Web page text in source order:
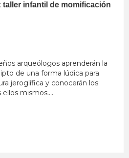
taller infantil de momificación
arqueólogos aprenderán la
de una forma lúdica para
jeroglífica y conocerán los
mismos....